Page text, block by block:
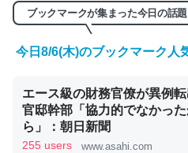
くらい。小説でいう「ずっと
ど、短期記憶というには多い
かりやすく強くなりそう
ブックマークが集まった今日の話
今日8/6(木)のブックマーク人
エース級の財務官僚が異例
官邸幹部「協力的でなかっ
ら」：朝日新聞
255 users www.asahi.com